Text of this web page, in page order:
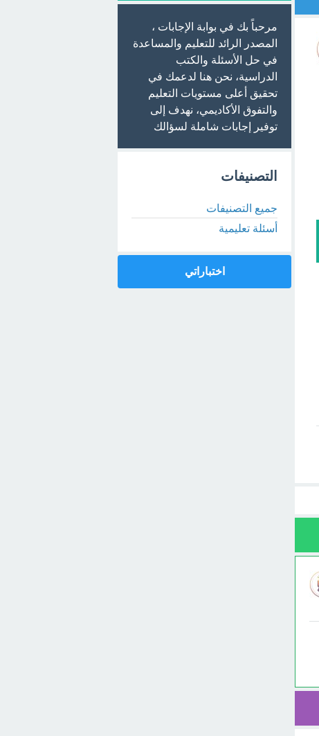
مرحباً بك في بوابة الإجابات ،
المصدر الرائد للتعليم والمساعدة
في حل الأسئلة والكتب
الدراسية، نحن هنا لدعمك في
تحقيق أعلى مستويات التعليم
والتفوق الأكاديمي، نهدف إلى
توفير إجابات شاملة لسؤالك
التصنيفات
جميع التصنيفات
أسئلة تعليمية
اختباراتي